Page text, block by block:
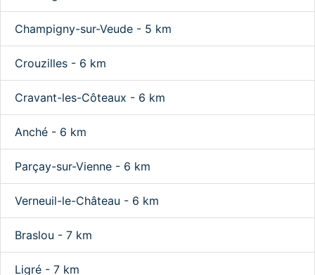
Champigny-sur-Veude - 5 km
Crouzilles - 6 km
Cravant-les-Côteaux - 6 km
Anché - 6 km
Parçay-sur-Vienne - 6 km
Verneuil-le-Château - 6 km
Braslou - 7 km
Ligré - 7 km